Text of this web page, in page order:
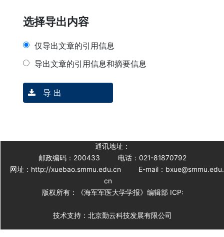
选择导出内容
仅导出文章的引用信息
导出文章的引用信息和摘要信息
导 出
通讯地址：
邮政编码：200433
电话：021-81870792
网址：http://xuebao.smmu.edu.cn
E-mail：bxue@smmu.edu.
cn
版权所有：《海军军医大学学报》编辑部 ICP:
技术支持：北京勤云科技发展有限公司